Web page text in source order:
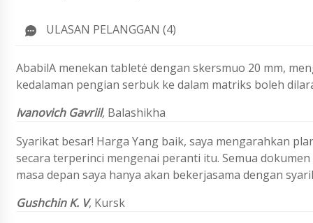
ULASAN PELANGGAN (4)
AbabilA menekan tabletė dengan skersmuo 20 mm,
kedalaman pengian serbuk ke dalam matriks boleh
Ivanovich Gavriil, Balashikha
Syarikat besar! Harga Yang baik, saya mengarahkan
secara terperinci mengenai peranti itu. Semua
masa depan saya hanya akan bekerjasama dengan
Gushchin K. V, Kursk